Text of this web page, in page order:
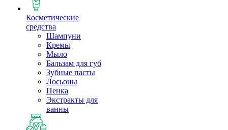
Косметические
средства
Шампуни
Кремы
Мыло
Бальзам для губ
Зубные пасты
Лосьоны
Пенка
Экстракты для
ванны